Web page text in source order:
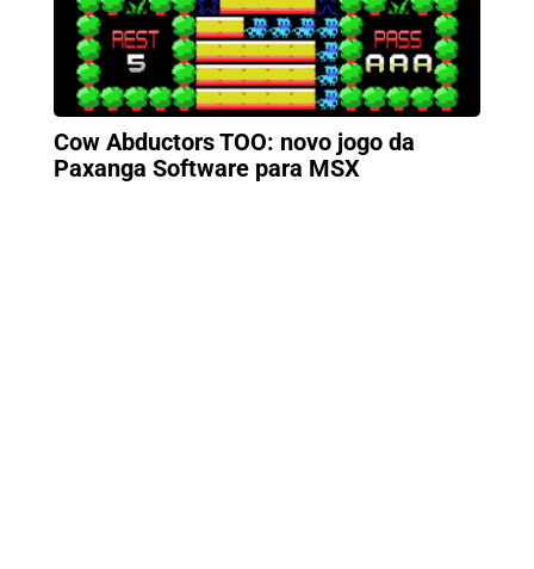
Cow Abductors TOO: novo jogo da
Paxanga Software para MSX